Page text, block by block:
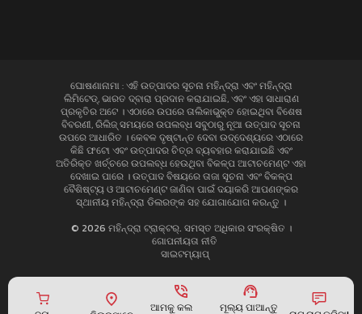
ଆମକୁ କଲ ମୂଲ୍ୟ ପାଆନ୍ତୁ
ଘୋଷଣାନାମା : ଏହି ଉତ୍ପାଦର ସୂଚନା ମହିନ୍ଦ୍ରା ଏବଂ ମହିନ୍ଦ୍ରା
ଲିମିଟେଡ୍, ଭାରତ ଦ୍ବାରା ପ୍ରଦାନ କରାଯାଇଛି, ଏବଂ ଏହା ସାଧାରାଣ
ପ୍ରକୃତିର ଅଟେ । ଏଠାରେ ଉପରେ ତାଲିକାଭୁକ୍ତ ହୋଇଥିବା ବିଶେଷ
ବିବରଣୀ, ରିଲିଜ୍ ସମୟରେ ଉପଲବ୍ଧ ସବୁଠାରୁ ନୂଆ ଉତ୍ପାଦ ସୂଚନା
ଉପରେ ଆଧାରିତ । କେବଳ ଦୃଷ୍ଟାନ୍ତ ଦେବା ଉଦ୍ଦେଶ୍ୟରେ ଏଠାରେ
କିଛି ଫଟୋ ଏବଂ ଉତ୍ପାଦର ଚିତ୍ର ବ୍ୟବହାର କରାଯାଇଛି ଏବଂ
ଅତିରିକ୍ତ ଖର୍ଚ୍ଚରେ ଉପଲବ୍ଧ ହେଉଥିବା ବିକଳ୍ପ ଆଟାଚମେଣ୍ଟ ଏହା
ଦେଖାଇ ପାରେ । ଉତ୍ପାଦ ବିଷୟରେ ତାଜା ସୂଚନା ଏବଂ ବିକଳ୍ପ
ବୈଶିଷ୍ଟ୍ୟ ଓ ଆଟାଚମେଣ୍ଟ ଜାଣିବା ପାଇଁ ଦୟାକରି ଆପଣଙ୍କର
ସ୍ଥାନୀୟ ମହିନ୍ଦ୍ରା ଡିଲରଙ୍କ ସହ ଯୋଗାଯୋଗ କରନ୍ତୁ ।
© 2026 ମହିନ୍ଦ୍ରା ଟ୍ରାକ୍ଟର୍. ସମସ୍ତ ଅଧିକାର ସଂରକ୍ଷିତ ।
ଗୋପନୀୟତା ନୀତି
ସାଇଟମ୍ୟାପ୍